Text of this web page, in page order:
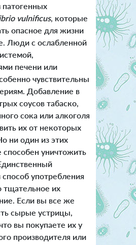
vulnificus, которые
опасное для жизни
Люди с ослабленной
печени или
чувствительны
Добавление в
соусов табаско,
сока или алкоголя
их от некоторых
ни один из этих
способен уничтожить
употребления
тщательное их
Если вы все же
сырые устрицы,
вы покупаете их у
производителя или